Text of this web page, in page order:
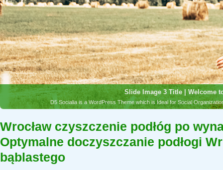
Slide Image 3 Title | Welcome
D5 Socialia is a WordPress Theme which is Ideal for Social
Wrocław czyszczenie podłóg po
Optymalne doczyszczanie podłogi
bąblastego